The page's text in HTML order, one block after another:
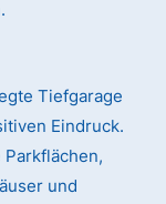
Tiefgarage
Eindruck.
und